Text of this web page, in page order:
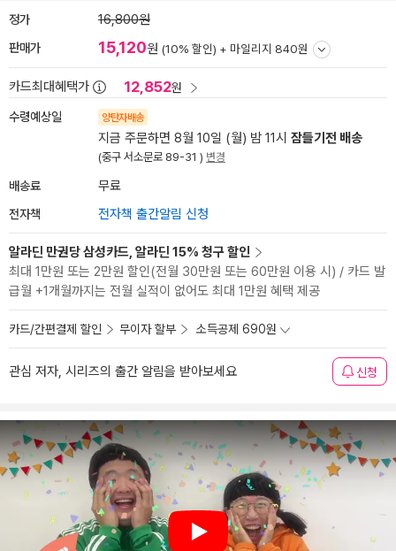
정가 16,800원
판매가 15,120원 (10% 할인) + 마일리지 840원
카드최대혜택가 12,852원
수령예상일 양탄자배송
지금 주문하면 8월 10일 (월) 밤 11시 잠들기전 배송
(중구 서소문로 89-31 ) 변경
배송료 무료
전자책 전자책 출간알림 신청
알라딘 만권당 삼성카드, 알라딘 15% 청구 할인
최대 1만원 또는 2만원 할인(전월 30만원 또는 60만원 이용 시) / 카드 발
급월 +1개월까지는 전월 실적이 없어도 최대 1만원 혜택 제공
카드/간편결제 할인 무이자 할부 소득공제 690원
관심 저자, 시리즈의 출간 알림을 받아보세요 신청
Play